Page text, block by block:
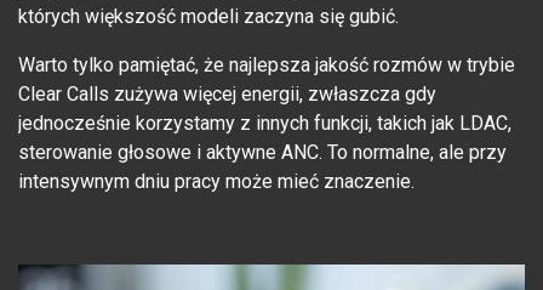
których większość modeli zaczyna się gubić.
Warto tylko pamiętać, że najlepsza jakość rozmów w trybie
Clear Calls zużywa więcej energii, zwłaszcza gdy
jednocześnie korzystamy z innych funkcji, takich jak LDAC,
sterowanie głosowe i aktywne ANC. To normalne, ale przy
intensywnym dniu pracy może mieć znaczenie.